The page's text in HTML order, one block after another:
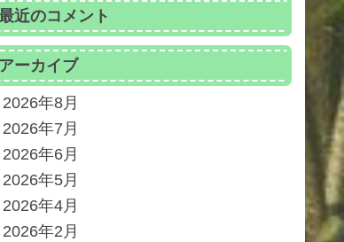
近のコメント
アーカイブ
2026年8月
2026年7月
2026年6月
2026年5月
2026年4月
2026年2月